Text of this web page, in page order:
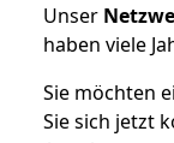
Unser
haben viele
Sie möchten
Sie sich jetzt